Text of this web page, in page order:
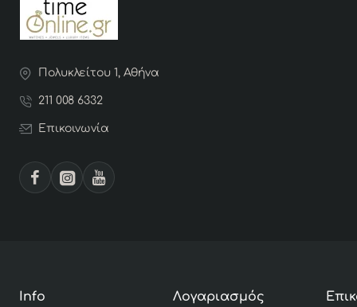
Πολυκλείτου 1, Αθήνα
211 008 6332
Επικοινωνία
Info Λογαριασμός